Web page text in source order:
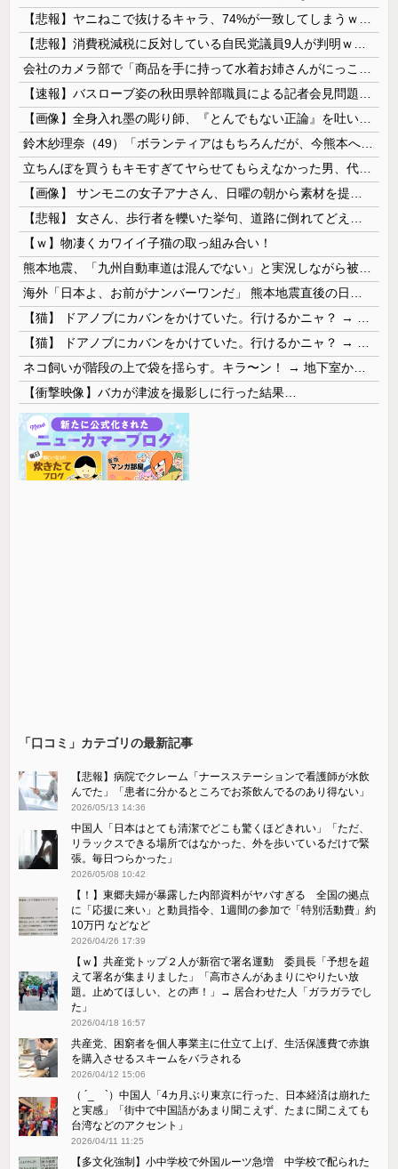
【ｗ】物凄くカワイイ子猫の取っ組み合い！
【衝撃映像】バカが津波を撮影しに行った結果…
「口コミ」カテゴリの最新記事
【悲報】病院でクレーム「ナースステーションで看護師が水飲
んでた」「患者に分かるところでお茶飲んでるのあり得ない」
2026/05/13 14:36
中国人「日本はとても清潔でどこも驚くほどきれい」「ただ、
リラックスできる場所ではなかった、外を歩いているだけで緊
張。毎日つらかった」
2026/05/08 10:42
【！】東郷夫婦が暴露した内部資料がヤバすぎる 全国の拠点
に「応援に来い」と動員指令、1週間の参加で「特別活動費」約
10万円 などなど
2026/04/26 17:39
【ｗ】共産党トップ２人が新宿で署名運動 委員長「予想を超
えて署名が集まりました」「高市さんがあまりにやりたい放
題。止めてほしい、との声！」→ 居合わせた人「ガラガラでし
た」
2026/04/18 16:57
共産党、困窮者を個人事業主に仕立て上げ、生活保護費で赤旗
を購入させるスキームをバラされる
2026/04/12 15:06
（ ´_ゝ`）中国人「4カ月ぶり東京に行った、日本経済は崩れた
と実感」「街中で中国語があまり聞こえず、たまに聞こえても
台湾などのアクセント」
2026/04/11 11:25
【多文化強制】小中学校で外国ルーツ急増 中学校で配られた